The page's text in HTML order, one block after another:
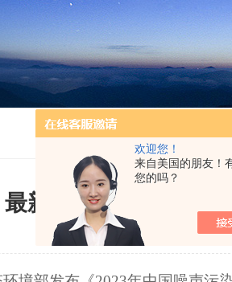
欢迎您！
来自美国的朋友！
您的吗？
最新发布！2023年中
更新时间：2023-08-11